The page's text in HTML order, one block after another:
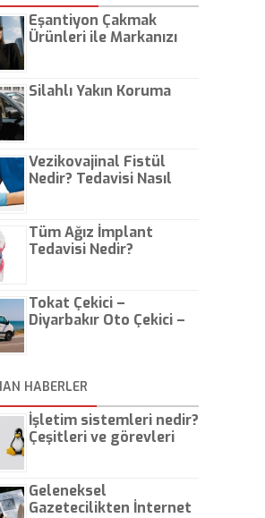
Eşantiyon Çakmak
Ürünleri ile Markanızı
Silahlı Yakın Koruma
Vezikovajinal Fistül
Nedir? Tedavisi Nasıl
Tüm Ağız İmplant
Tedavisi Nedir?
Tokat Çekici –
Diyarbakır Oto Çekici –
HABERLER
İşletim sistemleri nedir?
Çeşitleri ve görevleri
Geleneksel
Gazetecilikten İnternet